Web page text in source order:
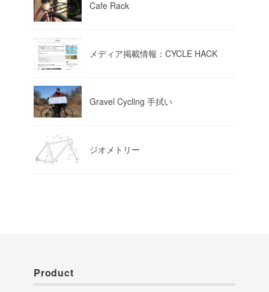
Cafe Rack
メディア掲載情報：CYCLE HACK
Gravel Cycling 手拭い
ジオメトリー
Product